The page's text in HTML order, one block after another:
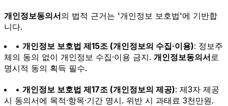
개인정보동의서의 법적 근거는 '개인정보 보호법'에 기반합
니다.
• 개인정보 보호법 제15조 (개인정보의 수집·이용): 정보주
체의 동의 없이 개인정보 수집·이용 금지. 개인정보동의서로
명시적 동의 획득 필수.
• 개인정보 보호법 제17조 (개인정보의 제공): 제3자 제공
시 동의서에 목적·항목·기간 명시. 위반 시 과태료 3천만원.